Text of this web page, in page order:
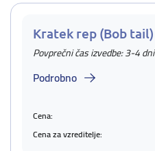
Kratek rep (Bob tail)
Povprečni čas izvedbe: 3-4 dni
Podrobno
Cena:
Cena za vzreditelje: